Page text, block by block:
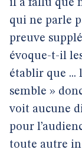
il a fallu que
qui ne parle
preuve
évoque-t-il
établir que ...
semble »
voit aucune
pour
toute autre